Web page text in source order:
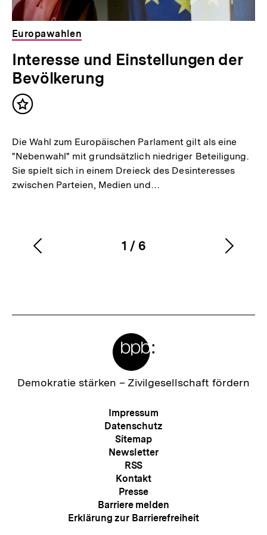
Europawahlen
Interesse und Einstellungen der
Bevölkerung
Inhalt
Die Wahl zum Europäischen Parlament gilt als eine
"Nebenwahl" mit grundsätzlich niedriger Beteiligung.
Sie spielt sich in einem Dreieck des Desinteresses
zwischen Parteien, Medien und…
Karussellinhalt
1
von
/ 6
Vorherigen
Zur
Demokratie stärken – Zivilgesellschaft fördern
Meta-
Navigation
Impressum
Datenschutz
Sitemap
Newsletter
RSS
Kontakt
Presse
Barriere melden
Erklärung zur Barrierefreiheit